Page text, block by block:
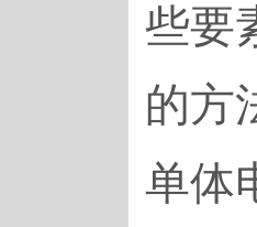
些要
的
单